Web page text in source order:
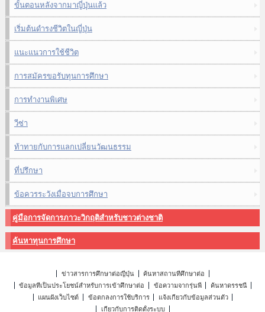
ขั้นตอนหลังจากมาญี่ปุ่นแล้ว
เริ่มต้นดำรงชีวิตในญี่ปุ่น
แนะแนวการใช้ชีวิต
การสมัครขอรับทุนการศึกษา
การทำงานพิเศษ
วีซ่า
ท้าทายกับการแลกเปลี่ยนวัฒนธรรม
ที่ปรึกษา
ข้อควรระวังเมื่อจบการศึกษา
คู่มือการจัดการภาวะวิกฤติสำหรับชาวต่างชาติ
ค้นหาทุนการศึกษา
ข่าวสารการศึกษาต่อญี่ปุ่น
ค้นหาสถานที่ศึกษาต่อ
ข้อมูลที่เป็นประโยชน์สำหรับการเข้าศึกษาต่อ
ข้อความจากรุ่นพี่
ค้นหาดรรชนี
แผนผังเว็บไซต์
ข้อตกลงการใช้บริการ
แจ้งเกี่ยวกับข้อมูลส่วนตัว
เกี่ยวกับการติดตั้งระบบ